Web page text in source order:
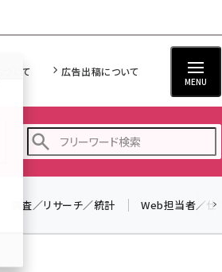
ついて 広告出稿について
MENU
調査／リサーチ／統計 Web担当者／仕事